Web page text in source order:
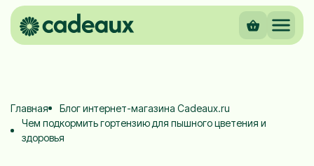
Главная
Блог интернет-магазина Cadeaux.ru
Чем подкормить гортензию для пышного цветения и
здоровья